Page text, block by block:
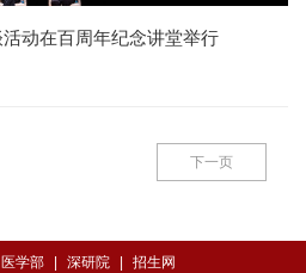
动在百周年纪念讲堂举行
下一页
医学部 | 深研院 | 招生网